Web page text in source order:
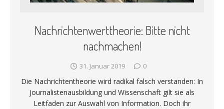
Nachrichtenwerttheorie: Bitte nicht
nachmachen!
31. Januar 2019 0
Die Nachrichtentheorie wird radikal falsch verstanden: In
Journalistenausbildung und Wissenschaft gilt sie als
Leitfaden zur Auswahl von Information. Doch ihr